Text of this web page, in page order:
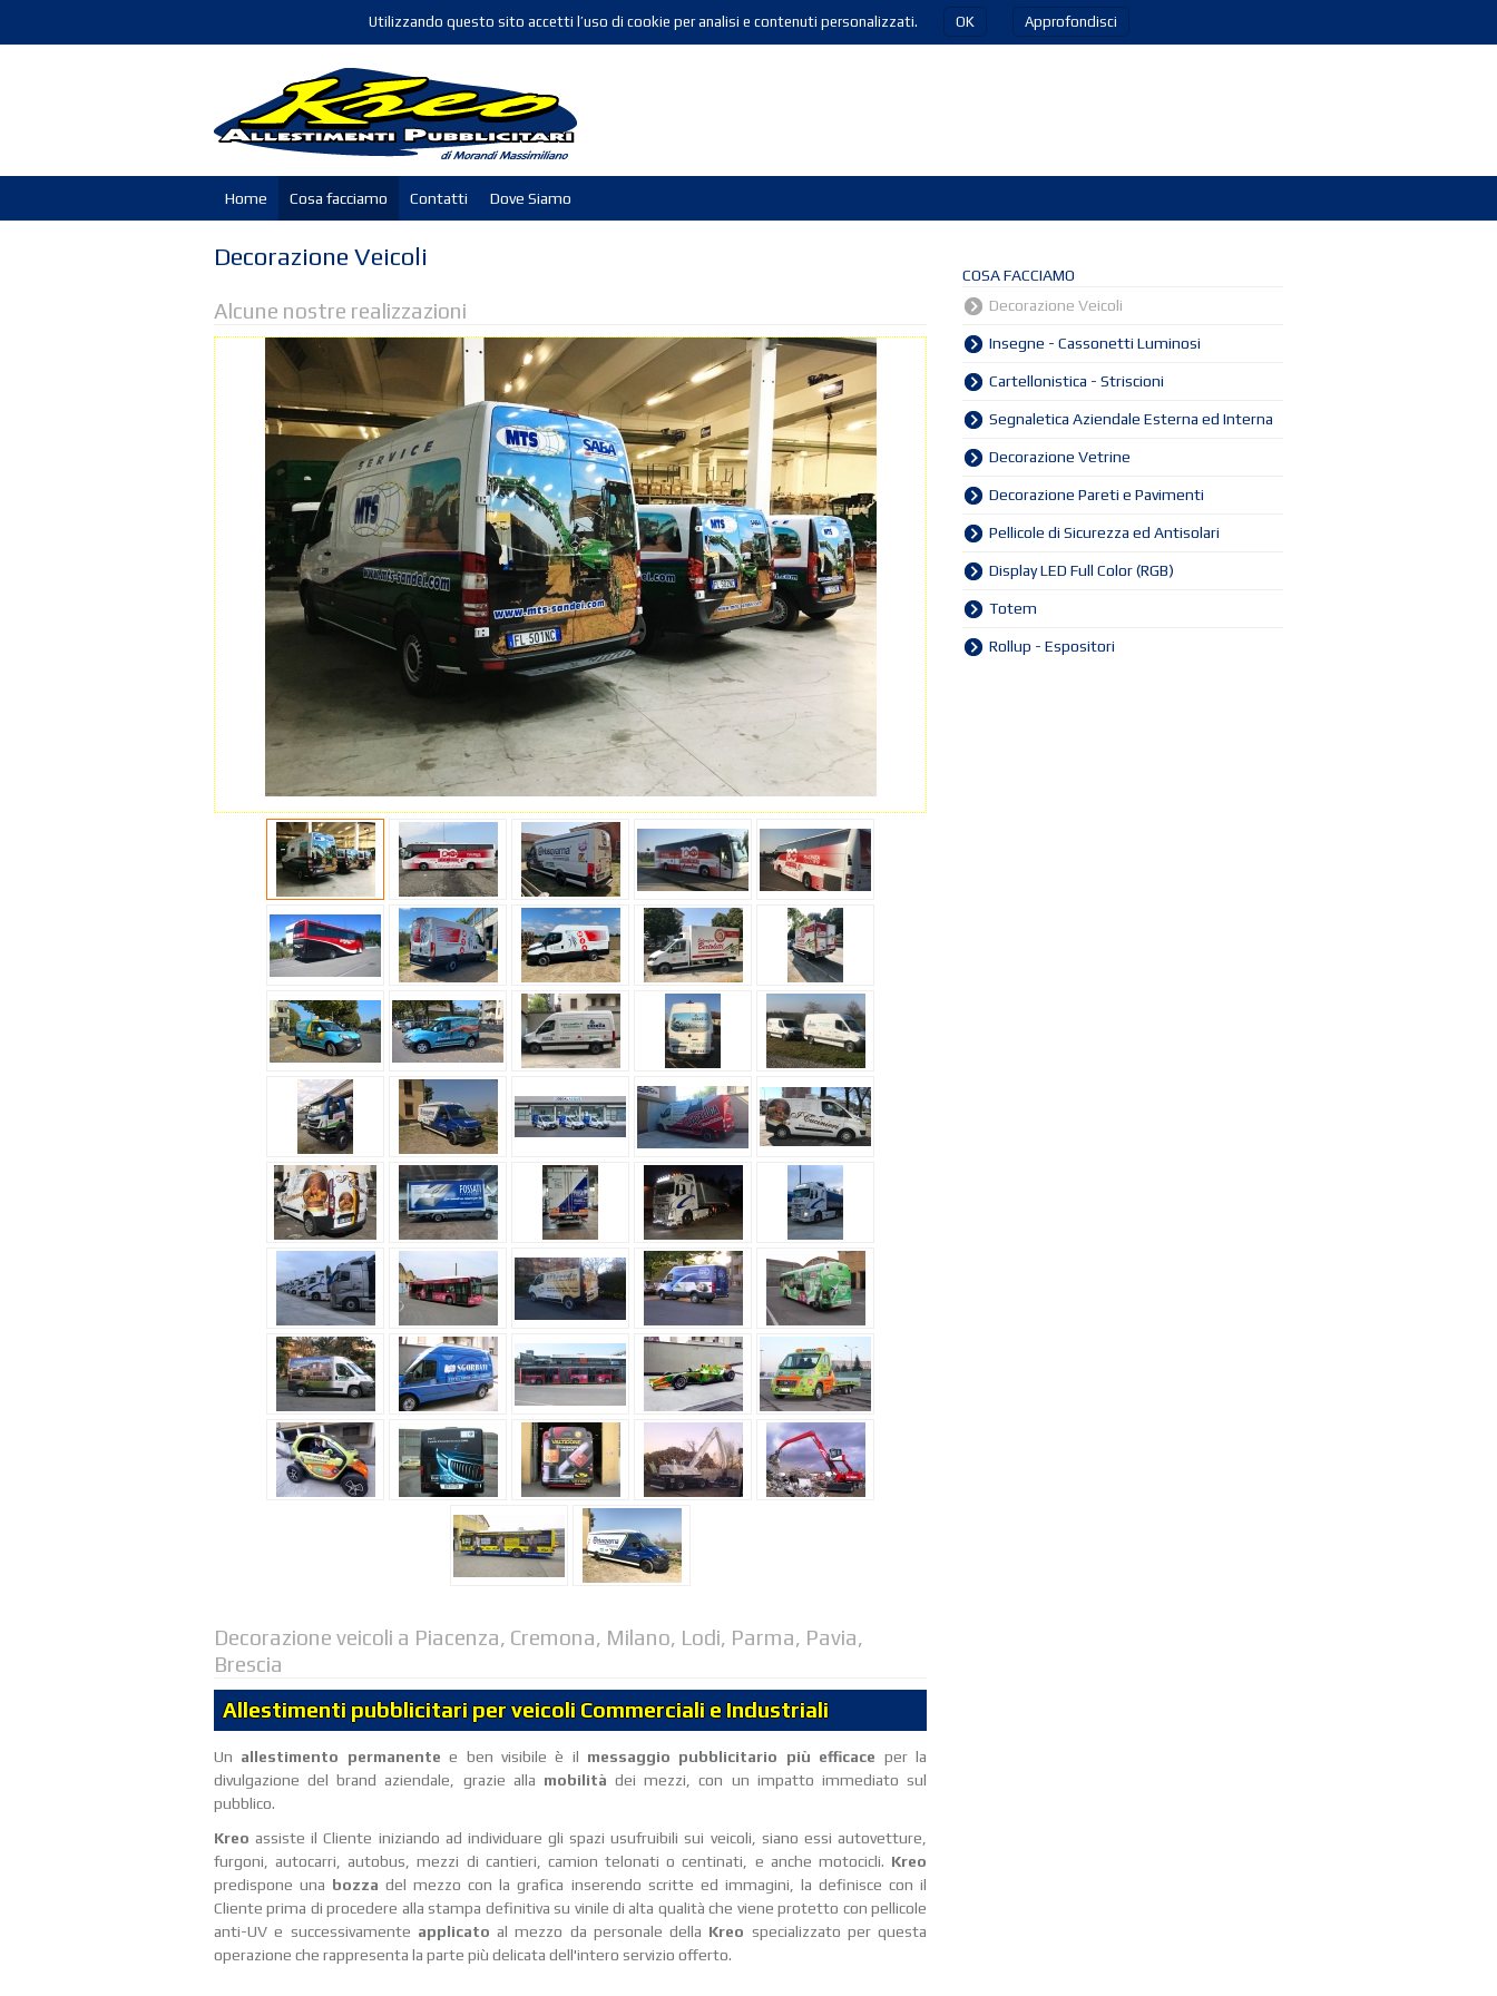
Utilizzando questo sito accetti l’uso di cookie per analisi e contenuti personalizzati. OK Approfondisci
Home Cosa facciamo Contatti Dove Siamo
Decorazione Veicoli
Alcune nostre realizzazioni
Decorazione veicoli a Piacenza, Cremona, Milano, Lodi, Parma, Pavia,
Brescia
Allestimenti pubblicitari per veicoli Commerciali e Industriali
Un allestimento permanentee ben visibile è il messaggio pubblicitario più efficace per la
divulgazione del brand aziendale, grazie alla mobilitàdei mezzi, con un impatto immediato sul
pubblico.
Kreo assiste il Cliente iniziando ad individuare gli spazi usufruibili sui veicoli, siano essi autovetture,
furgoni, autocarri, autobus, mezzi di cantieri, camion telonati o centinati, e anche motocicli. Kreo
predispone una bozzadel mezzo con la grafica inserendo scritte ed immagini, la definisce con il
Cliente prima di procedere alla stampa definitiva su vinile di alta qualità che viene protetto con pellicole
anti-UV e successivamente applicato al mezzo da personale della Kreo specializzato per questa
operazione che rappresenta la parte più delicata dell'intero servizio offerto.
COSA FACCIAMO
Decorazione Veicoli
Insegne - Cassonetti Luminosi
Cartellonistica - Striscioni
Segnaletica Aziendale Esterna ed Interna
Decorazione Vetrine
Decorazione Pareti e Pavimenti
Pellicole di Sicurezza ed Antisolari
Display LED Full Color (RGB)
Totem
Rollup - Espositori